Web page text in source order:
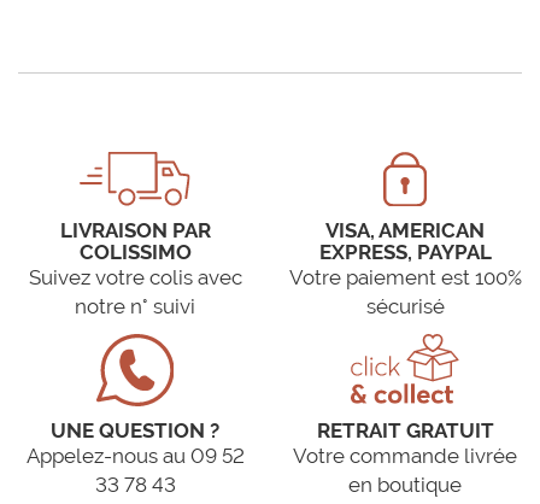
LIVRAISON PAR
COLISSIMO
Suivez votre colis avec
notre n° suivi
VISA, AMERICAN
EXPRESS, PAYPAL
Votre paiement est 100%
sécurisé
UNE QUESTION ?
Appelez-nous au 09 52
33 78 43
RETRAIT GRATUIT
Votre commande livrée
en boutique